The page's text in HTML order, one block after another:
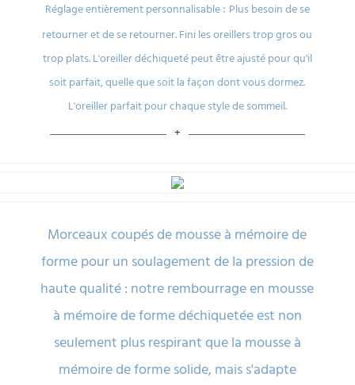
Réglage entièrement personnalisable: Plus besoin de se
retourner et de se retourner.Fini les oreillers trop gros ou
trop plats.L'oreiller déchiqueté peut être ajusté pour qu'il
soit parfait, quelle que soit la façon dont vous dormez.
L'oreiller parfait pour chaque style de sommeil.
Morceaux coupés de mousse à mémoire de
forme pour un soulagement de la pression de
haute qualité : notre rembourrage en mousse
à mémoire de forme déchiquetée est non
seulement plus respirant que la mousse à
mémoire de forme solide, mais s'adapte